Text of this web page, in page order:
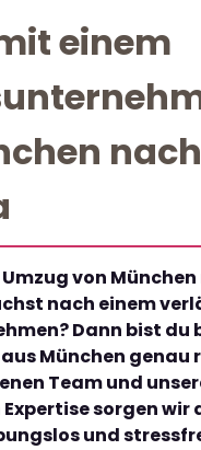
einem
nach
von
nach einem
Dann bist du
München
Team und
sorgen wir
und